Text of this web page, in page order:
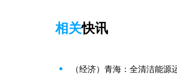
相关快讯
（经济）青海：全清洁能